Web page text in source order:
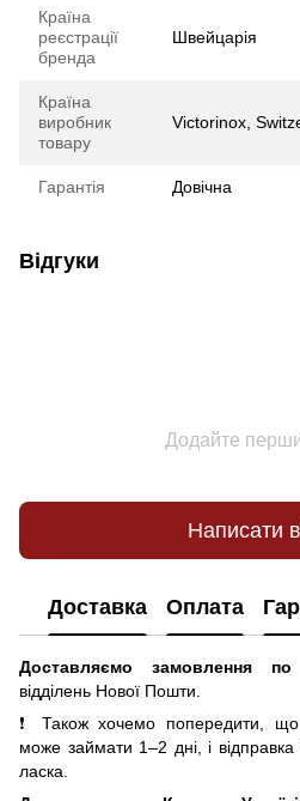
Країна
реєстрації
бренда
Швейцарія
Країна
виробник
товару
Victorinox,
Гарантія Довічна
Відгуки
Додайте
Написати
Доставка Оплата
Доставляємо замовлення по
відділень Нової Пошти.
❗ Також хочемо попередити,
може займати 1–2 дні, і
ласка.